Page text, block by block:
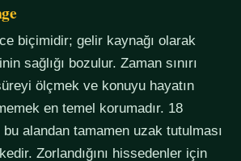
biçimidir; gelir kaynağı olarak
sağlığı bozulur. Zaman sınırı
ölçmek ve konuyu hayatın
en temel korumadır. 18
alandan tamamen uzak tutulması
Zorlandığını hissedenler için